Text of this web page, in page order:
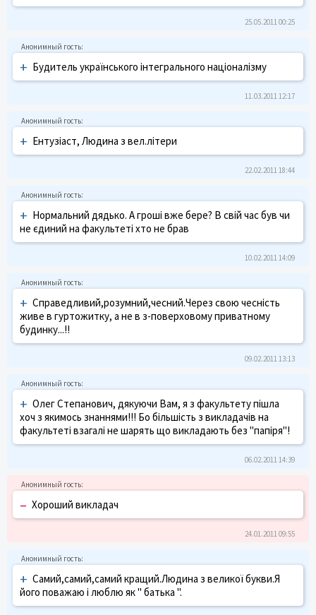
25.05.2011 00:25
+ Будитель українського інтегрального націоналізму
11.03.2011 12:17
+ Ентузіаст, Людина з вел.літери
22.02.2011 18:44
+ Нормальний дядько. А гроші вже бере? В свій час був чи
не єдиний на факультеті хто не брав
10.02.2011 14:09
+ Справедливий,розумний,чесний.Через свою чесність
живе в гуртожитку, а не в з-поверховому приватному
будинку...!!
09.02.2011 13:13
+ Олег Степанович, дякуючи Вам, я з факультету пішла
хоч з якимось знаннями!!! Бо більшість з викладачів на
факультеті взагалі не шарять що викладають без "папіря"!
06.02.2011 14:39
– Хороший викладач
24.01.2011 09:55
+ Самий,самий,самий кращий.Людина з великої букви.Я
його поважаю і люблю як " батька ".